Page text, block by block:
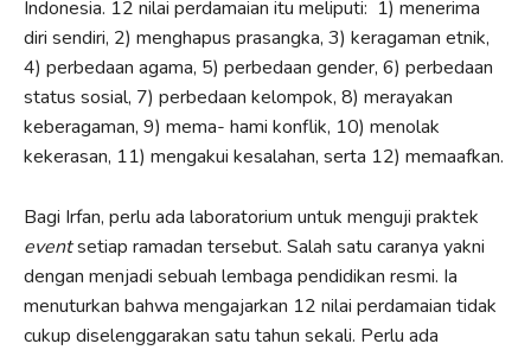
Indonesia. 12 nilai perdamaian itu meliputi: 1) menerima
diri sendiri, 2) menghapus prasangka, 3) keragaman etnik,
4) perbedaan agama, 5) perbedaan gender, 6) perbedaan
status sosial, 7) perbedaan kelompok, 8) merayakan
keberagaman, 9) mema- hami konflik, 10) menolak
kekerasan, 11) mengakui kesalahan, serta 12) memaafkan.
Bagi Irfan, perlu ada laboratorium untuk menguji praktek
eventsetiap ramadan tersebut. Salah satu caranya yakni
dengan menjadi sebuah lembaga pendidikan resmi. Ia
menuturkan bahwa mengajarkan 12 nilai perdamaian tidak
cukup diselenggarakan satu tahun sekali. Perlu ada